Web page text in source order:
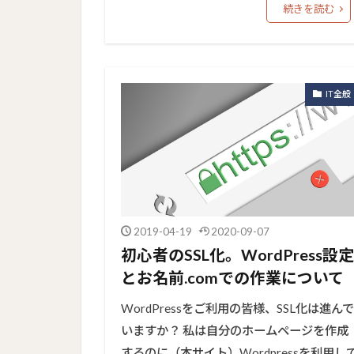
続きを読む
IT全般
2019-04-19 2020-09-07
初心者のSSL化。WordPress設定
とお名前.comでの作業について
WordPressをご利用の皆様、SSL化は進んで
いますか？ 私は自分のホームページを作成